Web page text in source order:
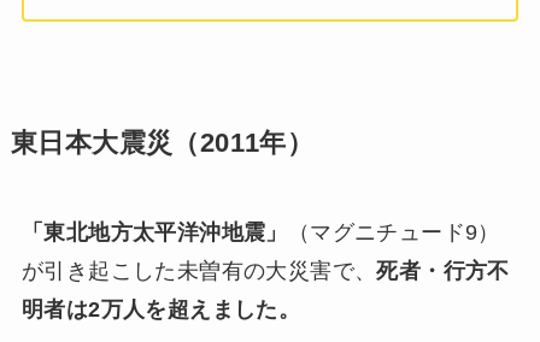
東日本大震災（2011年）
「東北地方太平洋沖地震」
（マグニチュード9）
が引き起こした未曽有の大災害で、死者・行方不
明者は2万人を超えました。